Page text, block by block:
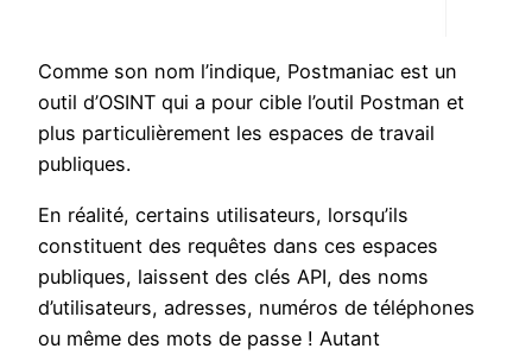
Comme son nom l’indique, Postmaniac est un
outil d’OSINT qui a pour cible l’outil Postman et
plus particulièrement les espaces de travail
publiques.
En réalité, certains utilisateurs, lorsqu’ils
constituent des requêtes dans ces espaces
publiques, laissent des clés API, des noms
d’utilisateurs, adresses, numéros de téléphones
ou même des mots de passe ! Autant